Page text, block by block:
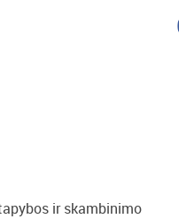
ir skambinimo